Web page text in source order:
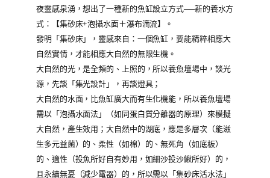
夜靈感泉湧，想出了一種新的魚缸設立方式──新的養水方
式：【集砂床+泡攝水面＋瀑布滴流】。
發明「集砂床」，靈感來自：一個魚缸，要能精粹相應大
自然實情，才能相應大自然的無限生機。
大自然的光，是全頻的、上照的，所以養魚壇場中，談光
源，先談「集光設計」，再談燈具；
大自然的水面，比魚缸廣大而有生化機能，所以養魚壇場
需以「泡攝水面法」（如同蛋白質分離器的原理）來模擬
大自然，產生效用；大自然中的湖底，應是多層次（能滋
生多元益菌）的、柔性（如棉）的、無死角（如底板）
的、適性（投魚所好自有妙用，如細沙投沙鰍所好）的，
且永續無憂（減少電器）的，所以需以「集砂床活水法」